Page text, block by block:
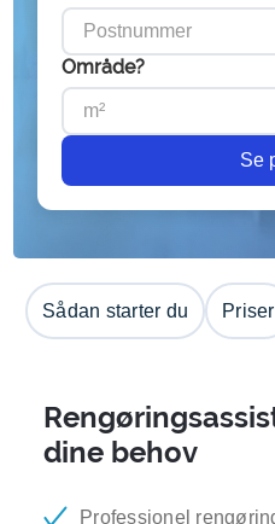
Område?
Se
Sådan starter du Priser
dine behov
Professionel